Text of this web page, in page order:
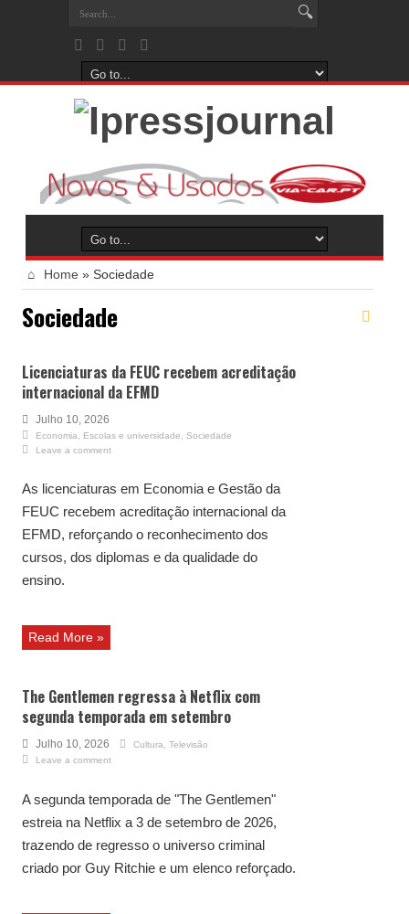
Home » Sociedade
Sociedade
Licenciaturas da FEUC recebem acreditação
internacional da EFMD
Julho 10, 2026
Economia Escolas e universidade
Sociedade
Leave a comment
As licenciaturas em Economia e Gestão da
FEUC recebem acreditação internacional da
EFMD, reforçando o reconhecimento dos
cursos, dos diplomas e da qualidade do
ensino.
Read More »
The Gentlemen regressa à Netflix com
segunda temporada em setembro
Julho 10, 2026 Cultura, Televisão
Leave a comment
A segunda temporada de "The Gentlemen"
estreia na Netflix a 3 de setembro de 2026,
trazendo de regresso o universo criminal
criado por Guy Ritchie e um elenco reforçado.